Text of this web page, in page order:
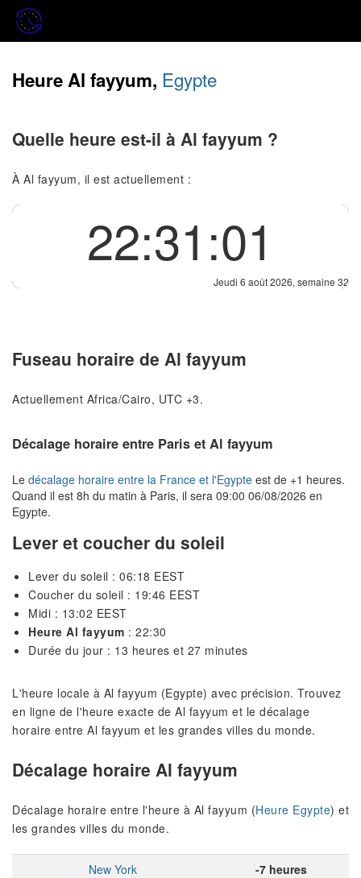
Heure Al fayyum, Egypte
Quelle heure est-il à Al fayyum ?
À Al fayyum, il est actuellement :
22:31:01
Jeudi 6 août 2026, semaine 32
Fuseau horaire de Al fayyum
Actuellement Africa/Cairo, UTC +3.
Décalage horaire entre Paris et Al fayyum
Le décalage horaire entre la France et l'Egypte est de +1 heures.
Quand il est 8h du matin à Paris, il sera 09:00 06/08/2026 en
Egypte.
Lever et coucher du soleil
Lever du soleil : 06:18 EEST
Coucher du soleil : 19:46 EEST
Midi : 13:02 EEST
Heure Al fayyum : 22:30
Durée du jour : 13 heures et 27 minutes
L'heure locale à Al fayyum (Egypte) avec précision. Trouvez
en ligne de l'heure exacte de Al fayyum et le décalage
horaire entre Al fayyum et les grandes villes du monde.
Décalage horaire Al fayyum
Décalage horaire entre l'heure à Al fayyum (Heure Egypte) et
les grandes villes du monde.
New York
-7 heures